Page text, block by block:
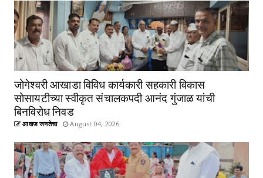
जोगेश्वरी आखाडा विविध कार्यकारी सहकारी विकास
सोसायटीच्या स्वीकृत संचालकपदी आनंद गुंजाळ यांची
बिनविरोध निवड
आवाज जनतेचा August 04, 2026